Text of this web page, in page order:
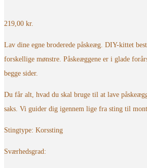
219,00 kr.
Lav dine egne broderede påskeæg. DIY-kittet
forskellige mønstre. Påskeæggene er i glade
begge sider.
Du får alt, hvad du skal bruge til at lave
saks. Vi guider dig igennem lige fra sting til
Stingtype: Korssting
Sværhedsgrad: